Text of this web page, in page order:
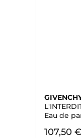
Eau de
107,50 €